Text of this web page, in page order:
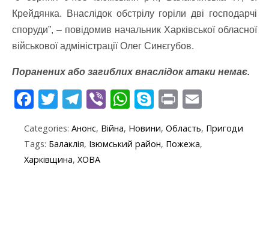
Крейдянка. Внаслідок обстрілу горіли дві господарчі
споруди”, – повідомив начальник Харківської обласної
військової адміністрації Олег Синєгубов.
Поранених або загиблих внаслідок атаки немає.
F
e
b
T
itt
er
T
e
gr
Vi
b
er
W
at
s
S
y
p
Pr
t ai
Categories: Анонс, Війна, Новини, Область, Пригоди
Tags: Балаклія, Ізюмський район, Пожежа,
Харківщина, ХОВА